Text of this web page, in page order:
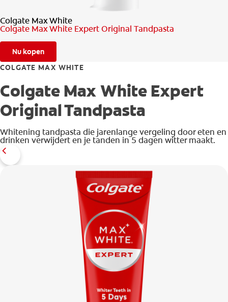
Colgate Max White
Colgate Max White Expert Original Tandpasta
Nu kopen
COLGATE MAX WHITE
Colgate Max White Expert
Original Tandpasta
Whitening tandpasta die jarenlange vergeling door eten en
drinken verwijdert en je tanden in 5 dagen witter maakt.